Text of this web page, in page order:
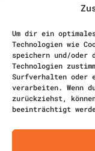
Um dir ein
Technologien wie
speichern und/oder
Technologien
Surfverhalten oder
verarbeiten. Wenn
zurückziehst,
beeinträchtigt
Objekte |